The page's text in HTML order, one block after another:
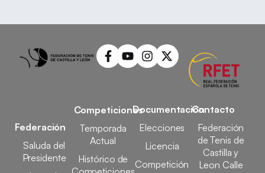
Federación
Saluda del
Presidente
Competiciones
Temporada
Actual
Histórico de
Documentación
Elecciones
Licencia
Competición
Contacto
Federación
de Tenis de
Castilla y
Leon Calle